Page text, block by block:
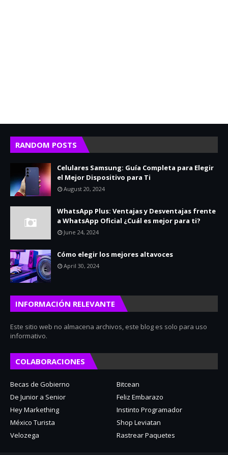
RANDOM POSTS
Celulares Samsung: Guía Completa para Elegir
el Mejor Dispositivo para Ti
August 20, 2024
WhatsApp Plus: Ventajas y Desventajas frente
a WhatsApp Oficial ¿Cuál es mejor para ti?
June 24, 2024
Cómo elegir los mejores altavoces
April 30, 2024
INFORMACIÓN RELEVANTE
Este sitio web no almacena archivos, este blog es solo para uso
informativo.
COLABORACIONES
Becas de Gobierno
Bitcean
De Junior a Senior
Feliz Embarazo
Hey Markething
Instinto Programador
México Turista
Shop Leviatan
Velozega
Rastrear Paquetes